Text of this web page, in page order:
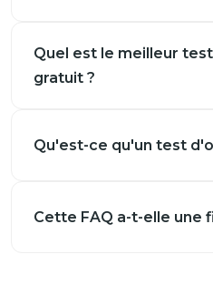
Quel est le meilleur
gratuit ?
Qu'est-ce qu'un test
Cette FAQ a-t-elle une